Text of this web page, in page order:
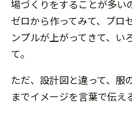
場づくりをすることが多い
ゼロから作ってみて、プロ
ンプルが上がってきて、い
て。
ただ、設計図と違って、服
までイメージを言葉で伝え